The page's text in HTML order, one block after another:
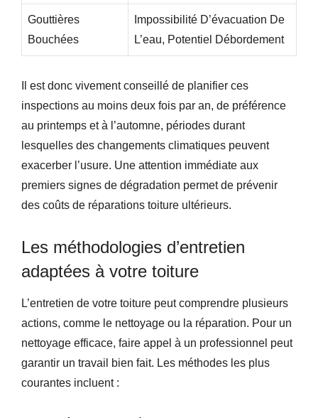
Gouttières
Bouchées
Impossibilité D’évacuation De
L’eau, Potentiel Débordement
Il est donc vivement conseillé de planifier ces
inspections au moins deux fois par an, de préférence
au printemps et à l’automne, périodes durant
lesquelles des changements climatiques peuvent
exacerber l’usure. Une attention immédiate aux
premiers signes de dégradation permet de prévenir
des coûts de réparations toiture ultérieurs.
Les méthodologies d’entretien
adaptées à votre toiture
L’entretien de votre toiture peut comprendre plusieurs
actions, comme le nettoyage ou la réparation. Pour un
nettoyage efficace, faire appel à un professionnel peut
garantir un travail bien fait. Les méthodes les plus
courantes incluent :